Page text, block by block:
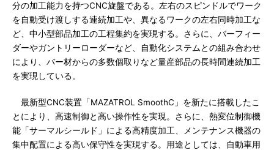
分の加工能力を持つCNC旋盤である。左右のスピンドルでワーク
を自動受け渡しする連続加工や、異なるワークの左右同時加工な
ど、中小型部品加工の工程集約を実現する。さらに、バーフィー
ダーやガントリーローダーなど、自動化システムとの組み合わせ
により、バー材からの多数個取りなど量産部品の長時間連続加工
を実現している。
最新型CNC装置「MAZATROL SmoothC」を新たに搭載したこ
とにより、高速制御と高い操作性を実現。さらに、熱変位制御機
能「サーマルシールド」による高精度加工、メンテナンス機器の
集中配置による高い保守性を実現する。用途としては、自動車用